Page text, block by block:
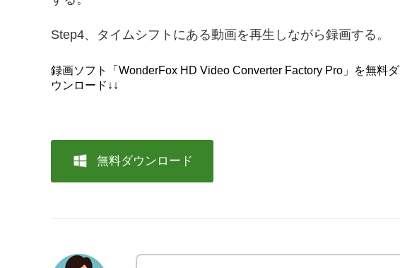
Step4、タイムシフトにある動画を再生しながら録画する。
録画ソフト「WonderFox HD Video Converter Factory Pro」を無料ダ
ウンロード↓↓
無料ダウンロード